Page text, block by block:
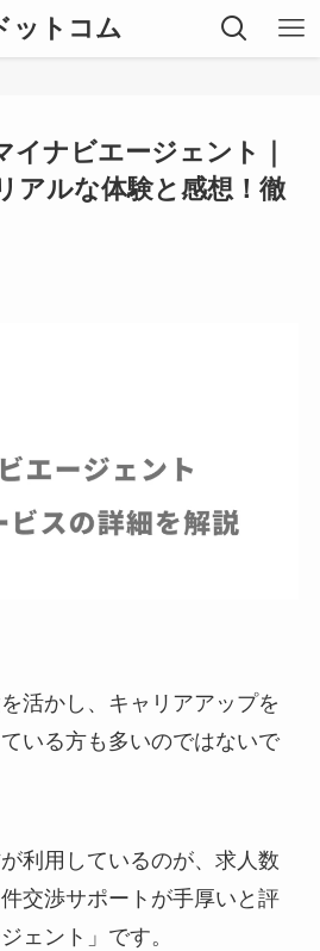
ットコム
イナビエージェント｜
アルな体験と感想！徹
活かし、キャリアアップを
いる方も多いのではないで
利用しているのが、求人数
交渉サポートが手厚いと評
ェント」です。